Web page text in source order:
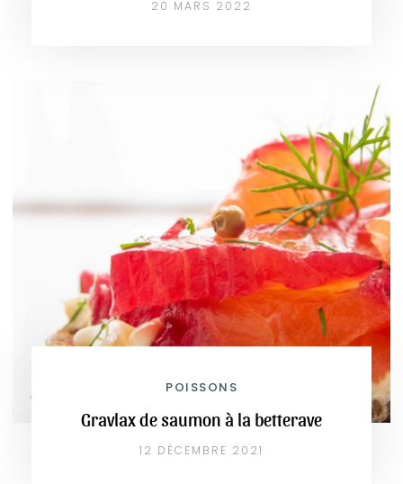
20 MARS 2022
POISSONS
Gravlax de saumon à la betterave
12 DÉCEMBRE 2021